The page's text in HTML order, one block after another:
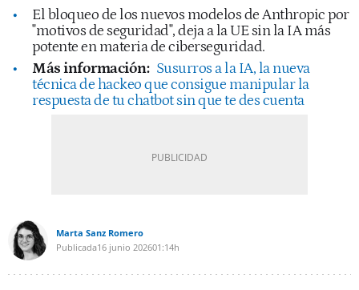
El bloqueo de los nuevos modelos de Anthropic por
"motivos de seguridad", deja a la UE sin la IA más
potente en materia de ciberseguridad.
Más información: Susurros a la IA, la nueva
técnica de hackeo que consigue manipular la
respuesta de tu chatbot sin que te des cuenta
Marta Sanz Romero
Publicada16 junio 202601:14h